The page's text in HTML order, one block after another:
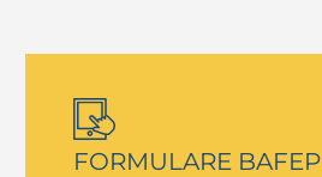
FORMULARE BAFEP